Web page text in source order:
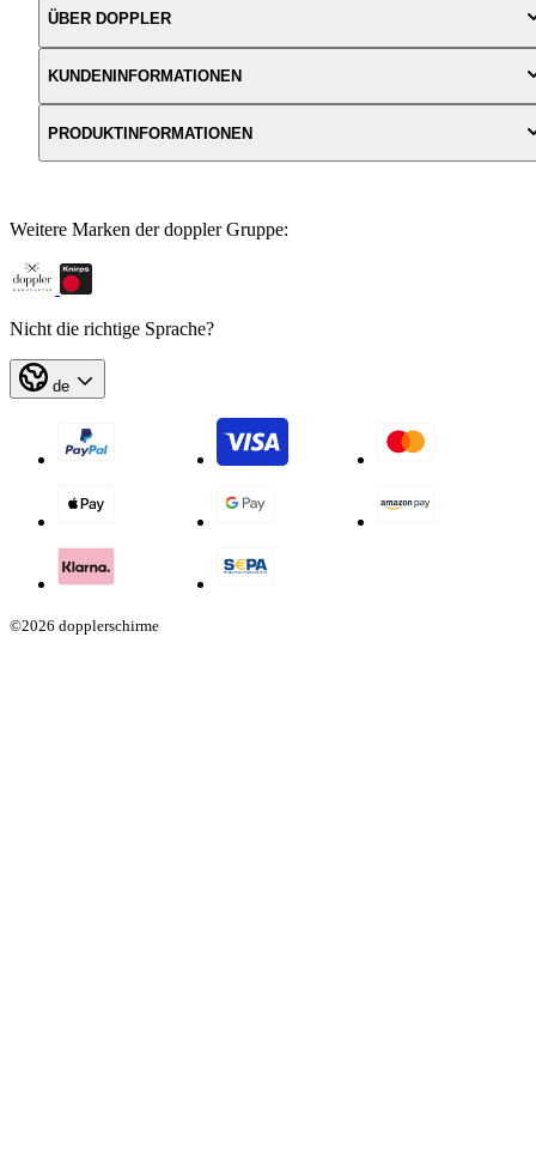
ÜBER DOPPLER
KUNDENINFORMATIONEN
PRODUKTINFORMATIONEN
Weitere Marken der doppler Gruppe:
Nicht die richtige Sprache?
de
©2026 dopplerschirme